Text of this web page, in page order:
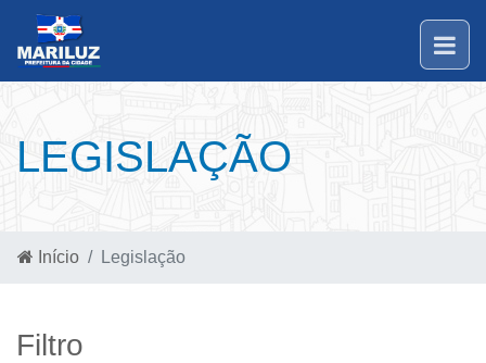
LEGISLAÇÃO
Início Legislação
Filtro